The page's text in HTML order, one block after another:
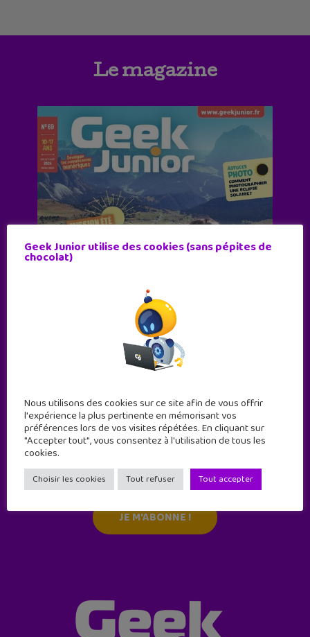
Le magazine
11 numéros par an
JE M'ABONNE !
Geek Junior utilise des cookies (sans pépites de
chocolat)
Nous utilisons des cookies sur ce site afin de vous offrir
l'expérience la plus pertinente en mémorisant vos
préférences lors de vos visites répétées. En cliquant sur
"Accepter tout", vous consentez à l'utilisation de tous les
cookies.
Choisir les cookies Tout refuser Tout accepter